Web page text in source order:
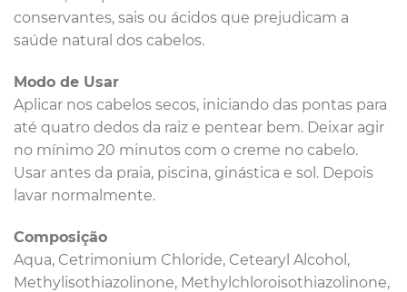
conservantes, sais ou ácidos que prejudicam a
saúde natural dos cabelos.
Modo de Usar
Aplicar nos cabelos secos, iniciando das pontas para
até quatro dedos da raiz e pentear bem. Deixar agir
no mínimo 20 minutos com o creme no cabelo.
Usar antes da praia, piscina, ginástica e sol. Depois
lavar normalmente.
Composição
Aqua, Cetrimonium Chloride, Cetearyl Alcohol,
Methylisothiazolinone, Methylchloroisothiazolinone,